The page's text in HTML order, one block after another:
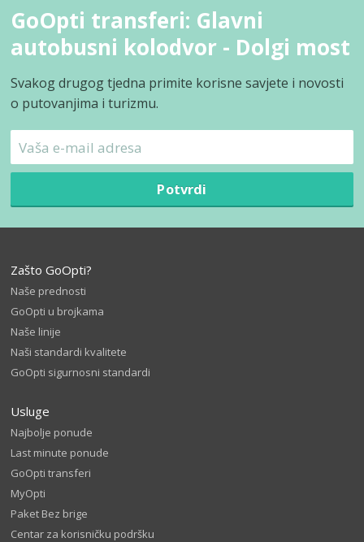
GoOpti transferi: Glavni
autobusni kolodvor - Dolgi most
Svakog drugog tjedna primite korisne savjete i novosti
o putovanjima i turizmu.
Potvrdi
Zašto GoOpti?
Naše prednosti
GoOpti u brojkama
Naše linije
Naši standardi kvalitete
GoOpti sigurnosni standardi
Usluge
Najbolje ponude
Last minute ponude
GoOpti transferi
MyOpti
Paket Bez brige
Centar za korisničku podršku